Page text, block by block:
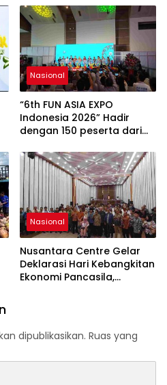
Investor, Akademisi, dan
Pengusaha dalam
Mendukung Percepatan
Hilirisasi Nasional.
Nasional
“6th FUN ASIA EXPO
Indonesia 2026” Hadir
dengan 150 peserta dari
Industri Taman Rekreasi
dan Ekosistem Pariwisata
di Tanah Air
Nasional
Nusantara Centre Gelar
Deklarasi Hari Kebangkitan
Ekonomi Pancasila,
Ekonomi Politik Indonesia)
& Simposium Nasional
dipublikasikan. Ruas yang